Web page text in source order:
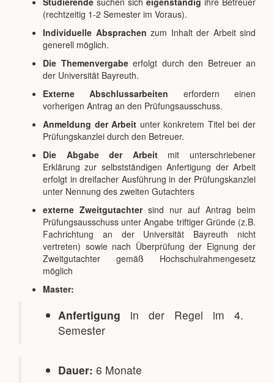
(rechtzeitig 1-2 Semester im Voraus).
Individuelle Absprachen zum Inhalt der Arbeit sind
generell möglich.
Die Themenvergabeerfolgt durch den Betreuer an
der Universität Bayreuth.
Externe Abschlussarbeiten erfordern einen
vorherigen Antrag an den Prüfungsausschuss.
Anmeldung der Arbeit unter konkretem Titel bei der
Prüfungskanzlei durch den Betreuer.
Die Abgabe der Arbeitmit unterschriebener
Erklärung zur selbstständigen Anfertigung der Arbeit
erfolgt in dreifacher Ausführung in der Prüfungskanzlei
unter Nennung des zweiten Gutachters
externe Zweitgutachtersind nur auf Antrag beim
Prüfungsausschuss unter Angabe triftiger Gründe (z.B.
Fachrichtung an der Universität Bayreuth nicht
vertreten) sowie nach Überprüfung der Eignung der
Zweitgutachter gemäß Hochschulrahmengesetz
möglich
Master:
Anfertigung in der Regel im 4.
Semester
Dauer: 6 Monate